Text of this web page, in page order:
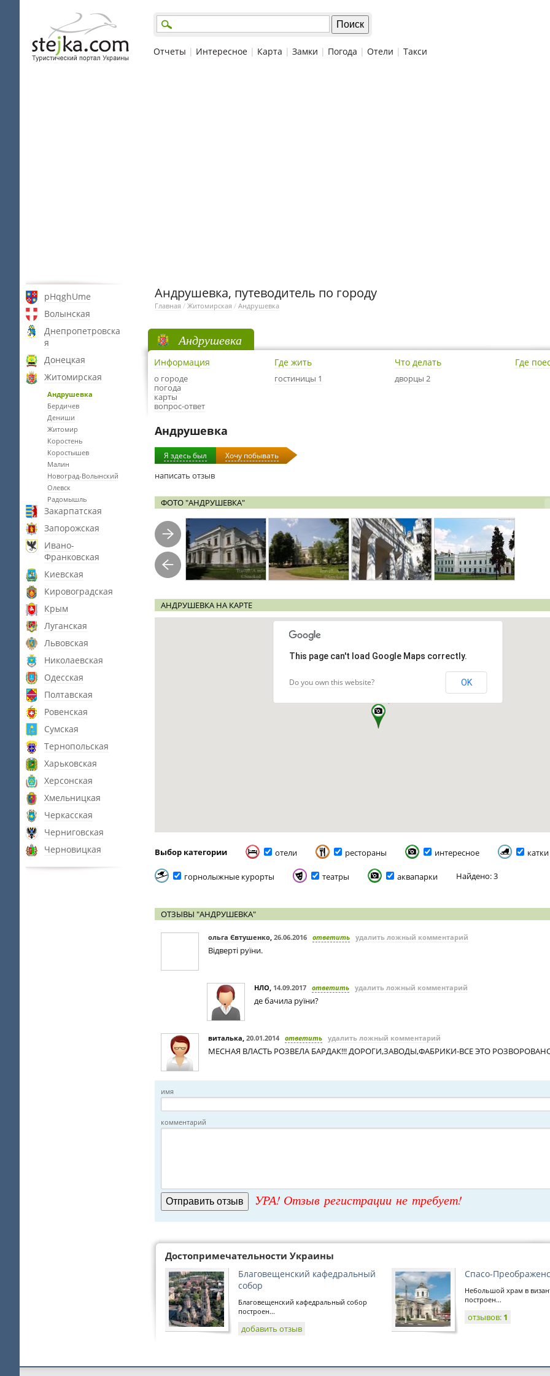
Отчеты | Интересное | Карта | Замки | Погода | Отели | Такси
pHqghUme
Волынская
Днепропетровска
я
Донецкая
Житомирская
Андрушевка
Бердичев
Дениши
Житомир
Коростень
Коростышев
Малин
Новоград-Волынский
Олевск
Радомышль
Закарпатская
Запорожская
Ивано-
Франковская
Киевская
Кировоградская
Крым
Луганская
Львовская
Николаевская
Одесская
Полтавская
Ровенская
Сумская
Тернопольская
Харьковская
Херсонская
Хмельницкая
Черкасская
Черниговская
Черновицкая
Андрушевка, путеводитель по городу
Главная / Житомирская / Андрушевка
Андрушевка
Информация
о городе
погода
карты
вопрос-ответ
Где жить
гостиницы 1
Что делать
дворцы 2
Где
Андрушевка
Я здесь был Хочу побывать
написать отзыв
ФОТО "АНДРУШЕВКА"
АНДРУШЕВКА НА КАРТЕ
This page can't load Google Maps correctly.
Do you own this website? OK
Выбор категории отели рестораны интересное катки
горнолыжные курорты театры аквапарки Найдено: 3
ОТЗЫВЫ "АНДРУШЕВКА"
ольга Євтушенко, 26.06.2016 ответить удалить ложный комментарий
Відверті руїни.
НЛО, 14.09.2017 ответить удалить ложный комментарий
де бачила руїни?
виталька, 20.01.2014 ответить удалить ложный комментарий
МЕСНАЯ ВЛАСТЬ РОЗВЕЛА БАРДАК!!! ДОРОГИ,ЗАВОДЫ,ФАБРИКИ-ВСЕ ЭТО
имя
комментарий
УРА! Отзыв регистрации не требует!
Достопримечательности Украины
Благовещенский кафедральный
собор
Благовещенский кафедральный собор
построен...
добавить отзыв
Спасо-
Небольшой храм в
построен...
отзывов: 1